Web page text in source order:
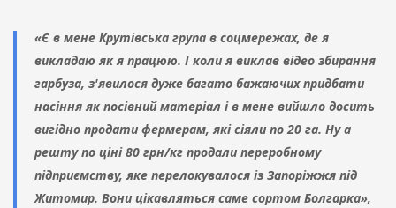
«Є в мене Крутівська група в соцмережах, де я
викладаю як я працюю. І коли я виклав відео збирання
гарбуза, з'явилося дуже багато бажаючих придбати
насіння як посівний матеріал і в мене вийшло досить
вигідно продати фермерам, які сіяли по 20 га. Ну а
решту по ціні 80 грн/кг продали переробному
підприємству, яке перелокувалося із Запоріжжя під
Житомир. Вони цікавляться саме сортом Болгарка»,